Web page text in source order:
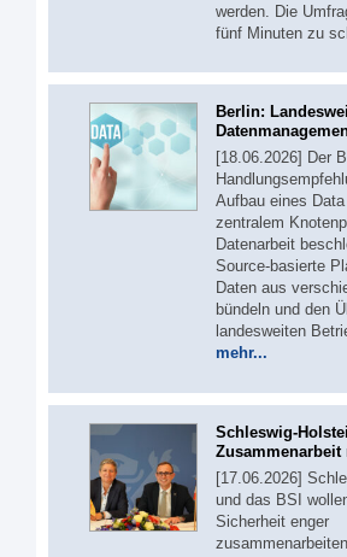
werden. Die
fünf Minuten zu
Berlin:
[18.06.2026] Der
Aufbau eines
zentralem
Datenarbeit
Source-basierte
Daten aus
bündeln und den
landesweiten
mehr...
Schleswig-
Zusammenarbeit
[17.06.2026]
und das BSI
Sicherheit enger